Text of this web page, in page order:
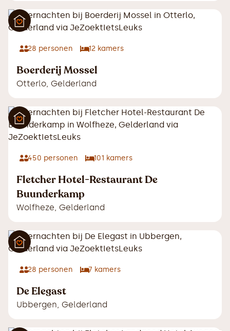
28 personen 12 kamers
Boerderij Mossel
Otterlo, Gelderland
450 personen 101 kamers
Fletcher Hotel-Restaurant De
Buunderkamp
Wolfheze, Gelderland
28 personen 7 kamers
De Elegast
Ubbergen, Gelderland